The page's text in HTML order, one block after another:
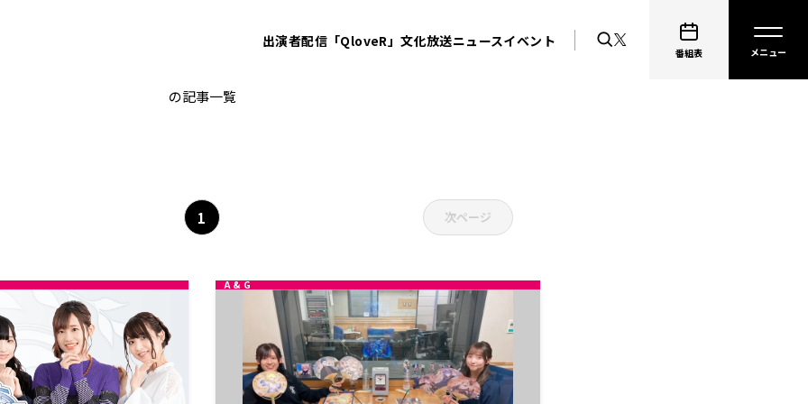
出演者配信「QloveR」文化放送ニュースイベント
番組表
大久保瑠美
の記事一覧
1 次ページ